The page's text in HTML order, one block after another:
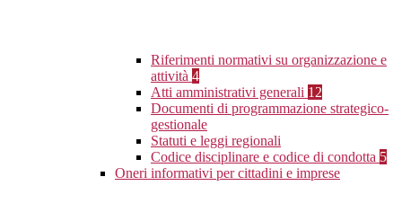
Riferimenti normativi su organizzazione e
attività 4
Atti amministrativi generali 12
Documenti di programmazione strategico-
gestionale
Statuti e leggi regionali
Codice disciplinare e codice di condotta 5
Oneri informativi per cittadini e imprese